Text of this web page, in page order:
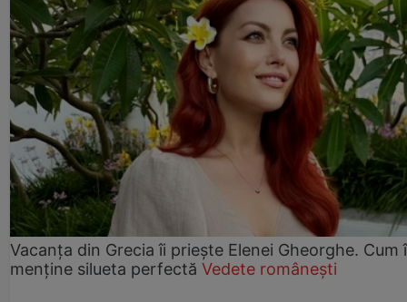
Vacanța din Grecia îi priește Elenei Gheorghe. Cum
menține silueta perfectă Vedete românești